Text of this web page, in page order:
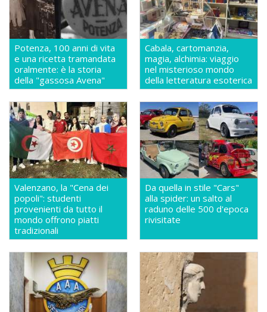
Potenza, 100 anni di vita
e una ricetta tramandata
oralmente: è la storia
della "gassosa Avena"
Cabala, cartomanzia,
magia, alchimia: viaggio
nel misterioso mondo
della letteratura esoterica
Valenzano, la "Cena dei
popoli": studenti
provenienti da tutto il
mondo offrono piatti
tradizionali
Da quella in stile "Cars"
alla spider: un salto al
raduno delle 500 d'epoca
rivisitate